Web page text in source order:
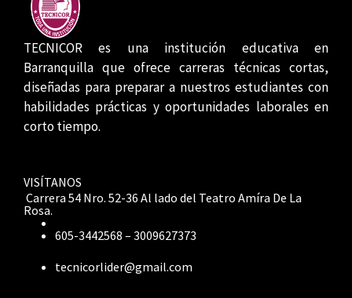
TECNICOR es una institución educativa en
Barranquilla que ofrece carreras técnicas cortas,
diseñadas para preparar a nuestros estudiantes con
habilidades prácticas y oportunidades laborales en
corto tiempo.
VISÍTANOS
Carrera 54 Nro. 52-36 Al lado del Teatro Amíra De La
Rosa.
605-3442568 – 3009627373
tecnicorlider@gmail.com